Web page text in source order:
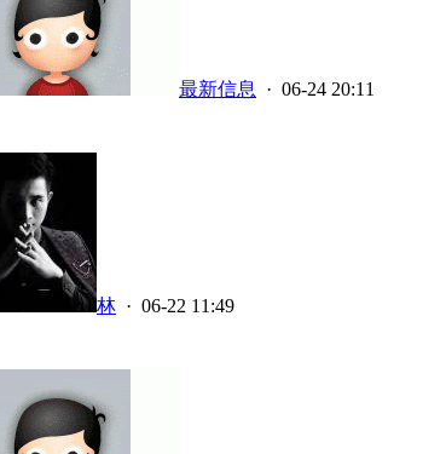
最新信息 · 06-24 20:11
林 · 06-22 11:49